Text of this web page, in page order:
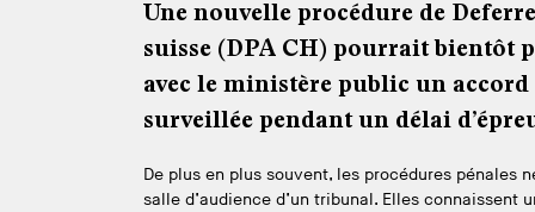
Une nouvelle procédure de
suisse (DPA CH) pourrait bientôt
avec le ministère public un
surveillée pendant un délai
De plus en plus souvent, les procédures pénales
salle d’audience d’un tribunal. Elles connaissent